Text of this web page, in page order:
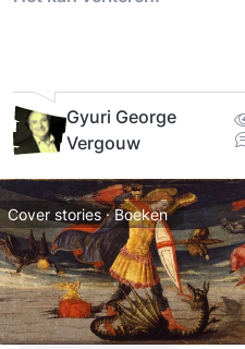
Gyuri George
Vergouw
Cover stories · Boeken